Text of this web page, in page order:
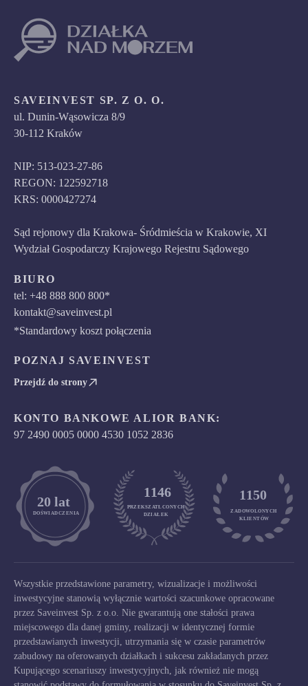
SAVEINVEST SP. Z O. O.
ul. Dunin-Wąsowicza 8/9
30-112 Kraków
NIP: 513-023-27-86
REGON: 122592718
KRS: 0000427274
Sąd rejonowy dla Krakowa- Śródmieścia w Krakowie, XI
Wydział Gospodarczy Krajowego Rejestru Sądowego
BIURO
tel: +48 888 800 800*
kontakt@saveinvest.pl
*Standardowy koszt połączenia
POZNAJ SAVEINVEST
Przejdź do strony
KONTO BANKOWE ALIOR BANK:
97 2490 0005 0000 4530 1052 2836
DOŚWIADCZENIA
	20 lat
1146
PRZEKSZATŁCONYCH
DZIAŁEK
1150
ZADOWOLONYCH
KLIENTÓW
Wszystkie przedstawione parametry, wizualizacje i możliwości
inwestycyjne stanowią wyłącznie wartości szacunkowe opracowane
przez Saveinvest Sp. z o.o. Nie gwarantują one stałości prawa
miejscowego dla danej gminy, realizacji w identycznej formie
przedstawianych inwestycji, utrzymania się w czasie parametrów
zabudowy na oferowanych działkach i sukcesu zakładanych przez
Kupującego scenariuszy inwestycyjnych, jak również nie mogą